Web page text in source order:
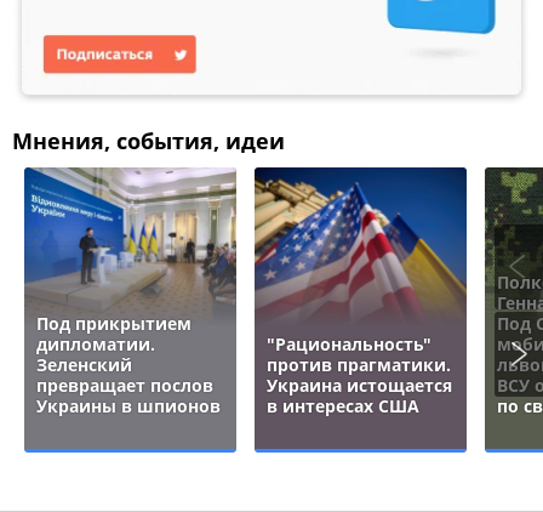
Мнения, события, идеи
Под прикрытием
дипломатии.
Зеленский
превращает послов
Украины в шпионов
"Рациональность"
против прагматики.
Украина истощается
в интересах США
Под
ВСУ
по